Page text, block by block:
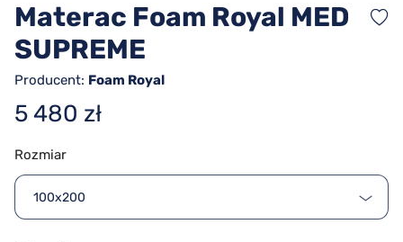
Materac Foam Royal MED
SUPREME
Producent: Foam Royal
5 480 zł
Rozmiar
100x200